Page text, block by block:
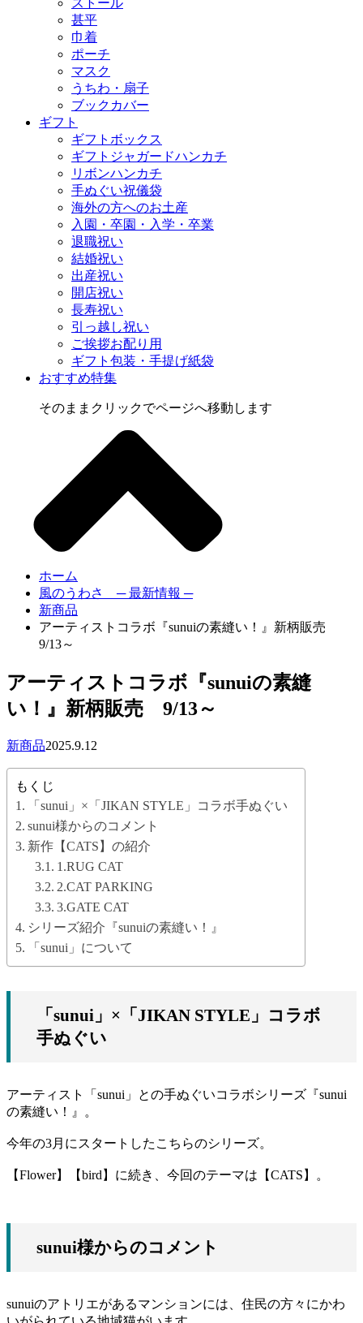
ストール
甚平
巾着
ポーチ
マスク
うちわ・扇子
ブックカバー
ギフト
ギフトボックス
ギフトジャガードハンカチ
リボンハンカチ
手ぬぐい祝儀袋
海外の方へのお土産
入園・卒園・入学・卒業
退職祝い
結婚祝い
出産祝い
開店祝い
長寿祝い
引っ越し祝い
ご挨拶お配り用
ギフト包装・手提げ紙袋
おすすめ特集
そのままクリックでページへ移動します
ホーム
風のうわさ ─ 最新情報 ─
新商品
アーティストコラボ『sunuiの素縫い！』新柄販売
9/13～
アーティストコラボ『sunuiの素縫
い！』新柄販売 9/13～
新商品2025.9.12
もくじ
「sunui」×「JIKAN STYLE」コラボ手ぬぐい
sunui様からのコメント
新作【CATS】の紹介
1.RUG CAT
2.CAT PARKING
3.GATE CAT
シリーズ紹介『sunuiの素縫い！』
「sunui」について
「sunui」×「JIKAN STYLE」コラボ
手ぬぐい
アーティスト「sunui」との手ぬぐいコラボシリーズ『sunui
の素縫い！』。
今年の3月にスタートしたこちらのシリーズ。
【Flower】【bird】に続き、今回のテーマは【CATS】。
sunui様からのコメント
sunuiのアトリエがあるマンションには、住民の方々にかわ